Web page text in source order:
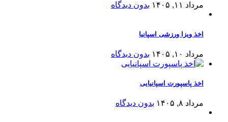
مرداد ۱۱, ۱۴۰۵ بدون دیدگاه
اخذ ویزا ورزشی اسپانیا
مرداد ۱۰, ۱۴۰۵ بدون دیدگاه
اخذ پاسپورت اسپانیایی
مرداد ۸, ۱۴۰۵ بدون دیدگاه